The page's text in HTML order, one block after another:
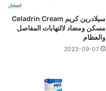
سيلادرين كريم Celadrin Cream
مسكن ومضاد لالتهابات المفاصل
والعظام
2023-09-07